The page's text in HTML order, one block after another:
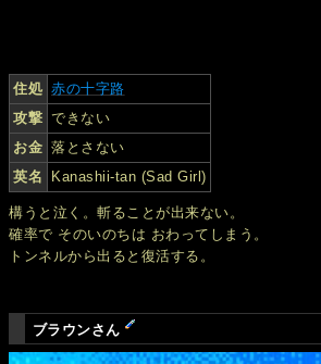
住処 赤の十字路
攻撃 できない
お金 落とさない
英名
Kanashii-tan (Sad Girl)
構うと泣く。斬ることが出来ない。
確率で そのいのちは おわってしまう。
トンネルから出ると復活する。
ブラウンさん